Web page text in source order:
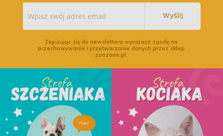
Wyślij
Zapisując się do newslettera wyrażasz zgodę na
przechowywanie i przetwarzanie danych przez sklep
zoozone.pl.